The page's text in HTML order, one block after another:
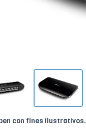
con fines ilustrativos.